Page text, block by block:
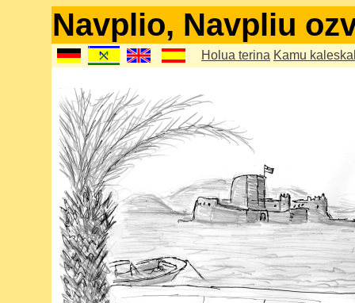
Navplio, Navpliu
Holua terina Kamu